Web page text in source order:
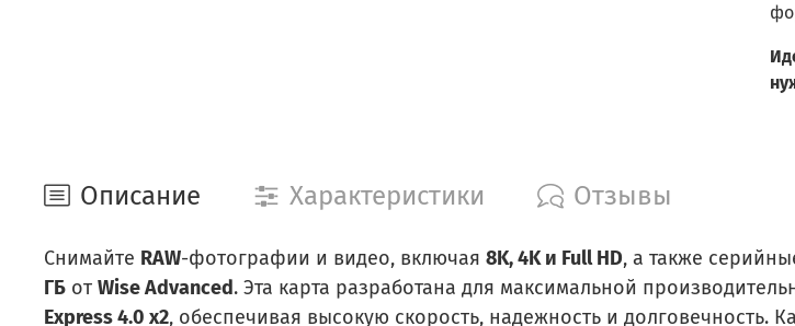
Описание Характеристики Отзывы
Снимайте RAW-фотографии и видео, включая 8K, 4K и Full HD, а также
ГБ от Wise Advanced. Эта карта разработана для максимальной
Express 4.0 x2, обеспечивая высокую скорость, надежность и долговечность.